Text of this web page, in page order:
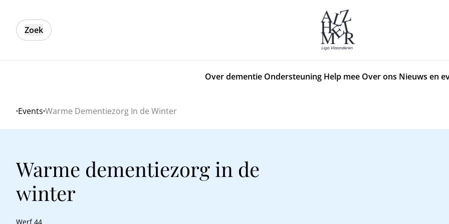
Zoek
Over dementie Ondersteuning Help mee Over ons Nieuws en
Home
Events Warme Dementiezorg In de Winter
Warme dementiezorg in de
winter
Werf 44